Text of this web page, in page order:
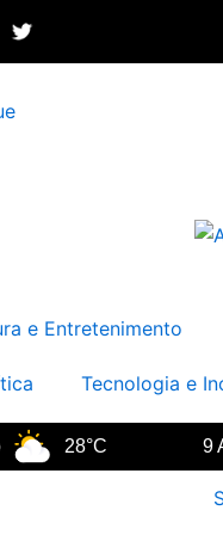
e Entretenimento
Tecnologia e
28°C